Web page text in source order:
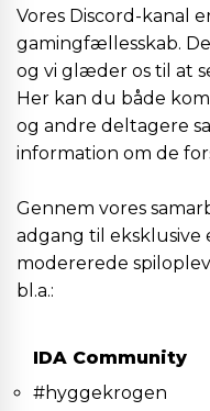
Vores Discord-kanal
gamingfællesskab.
og vi glæder os til at
Her kan du både
og andre deltagere
information om de
Gennem vores
adgang til eksklusive
modererede
bl.a.:
IDA Community
#hyggekrogen